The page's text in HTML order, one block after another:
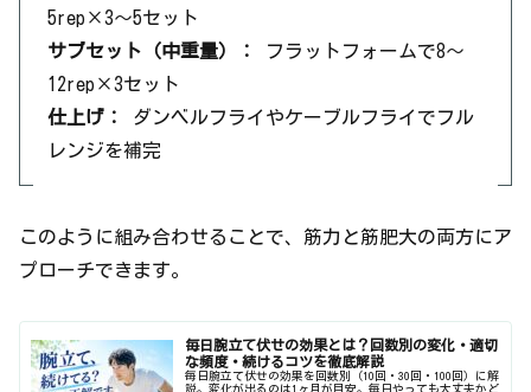
5rep×3〜5セット
サブセット（中重量）：
フラットフォームで8〜
12rep×3セット
仕上げ：
ダンベルフライやケーブルフライでフル
レンジを補完
このように組み合わせることで、筋力と筋肥大の両方にア
プローチできます。
毎日腕立て伏せの効果とは？回数別の変化・適切
な頻度・続けるコツを徹底解説
毎日腕立て伏せの効果を回数別（10回・30回・100回）に解
説。変化が出るのは1ヶ月が目安。毎日やっても大丈夫かど